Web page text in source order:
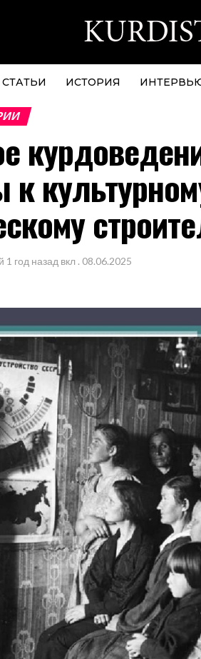
СТАТЬИ ИСТОРИЯ
к
1 год назад вкл . 08.06.2025